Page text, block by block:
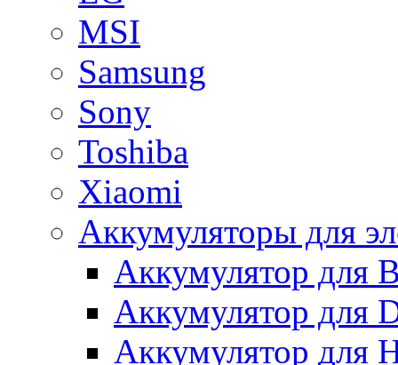
MSI
Samsung
Sony
Toshiba
Xiaomi
Аккумуляторы для
Аккумулятор для
Аккумулятор для
Аккумулятор для